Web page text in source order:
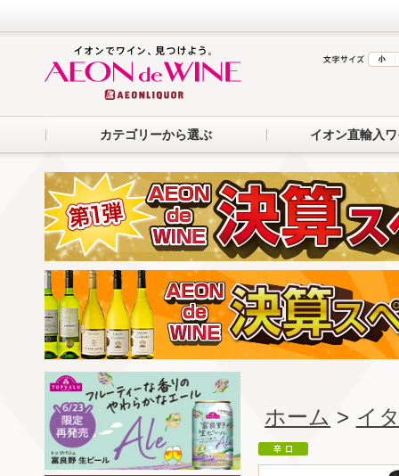
カテゴリーから選ぶ イオン直輸入
ホーム > イ